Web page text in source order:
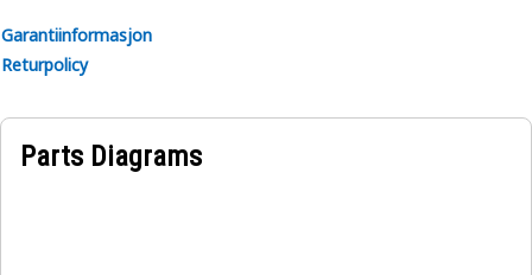
Garantiinformasjon
Returpolicy
Parts Diagrams